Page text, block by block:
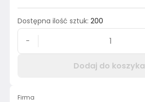
Dostępna ilość sztuk: 200
-
Dodaj do koszyka
Firma